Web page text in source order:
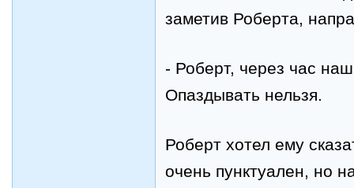
заметив Роберта,
- Роберт, через час
Опаздывать нельзя.
Роберт хотел ему
очень пунктуален, но